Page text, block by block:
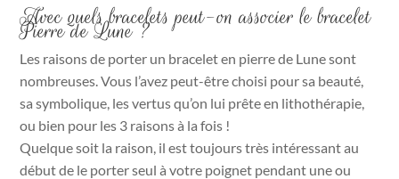
Avec quels bracelets peut-on associer le bracelet
Pierre de Lune ?
Les raisons de porter un bracelet en pierre de Lune sont
nombreuses. Vous l’avez peut-être choisi pour sa beauté,
sa symbolique, les vertus qu’on lui prête en lithothérapie,
ou bien pour les 3 raisons à la fois !
Quelque soit la raison, il est toujours très intéressant au
début de le porter seul à votre poignet pendant une ou